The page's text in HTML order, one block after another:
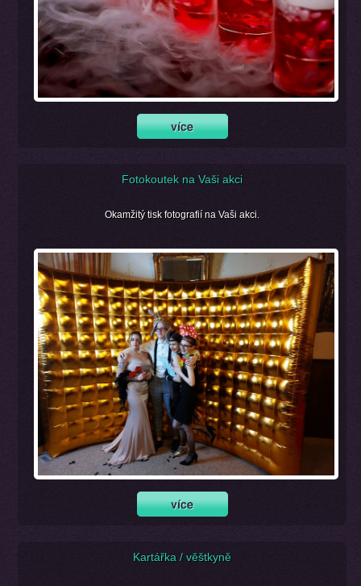
Fotokoutek na Vaši akci
Okamžitý tisk fotografií na Vaši akci.
Kartářka / věštkyně